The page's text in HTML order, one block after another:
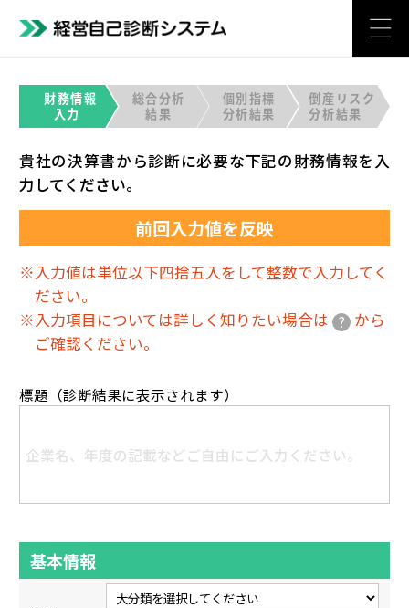
財務情報
入力
総合分析
結果
個別指標
分析結果
倒産リスク
分析結果
貴社の決算書から診断に必要な下記の財務情報を入
力してください。
前回入力値を反映
※入力値は単位以下四捨五入をして整数で入力してく
ださい。
※入力項目については詳しく知りたい場合は
から
ご確認ください。
標題（診断結果に表示されます）
基本情報